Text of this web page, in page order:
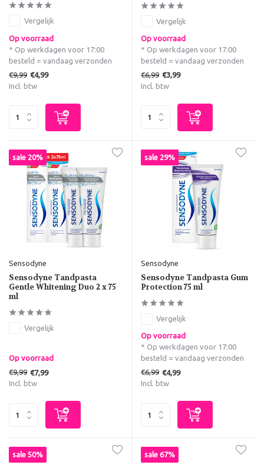
Vergelijk
Op voorraad
* Op werkdagen voor 17:00
besteld = vandaag verzonden
€9,99 €4,99
Incl. btw
Vergelijk
Op voorraad
* Op werkdagen voor 17:00
besteld = vandaag verzonden
€6,99 €3,99
Incl. btw
sale 20%
Sensodyne
Sensodyne Tandpasta
Gentle Whitening Duo 2 x 75
ml
Vergelijk
Op voorraad
€9,99 €7,99
Incl. btw
sale 29%
Sensodyne
Sensodyne Tandpasta Gum
Protection 75 ml
Vergelijk
Op voorraad
* Op werkdagen voor 17:00
besteld = vandaag verzonden
€6,99 €4,99
Incl. btw
sale 50% sale 67%